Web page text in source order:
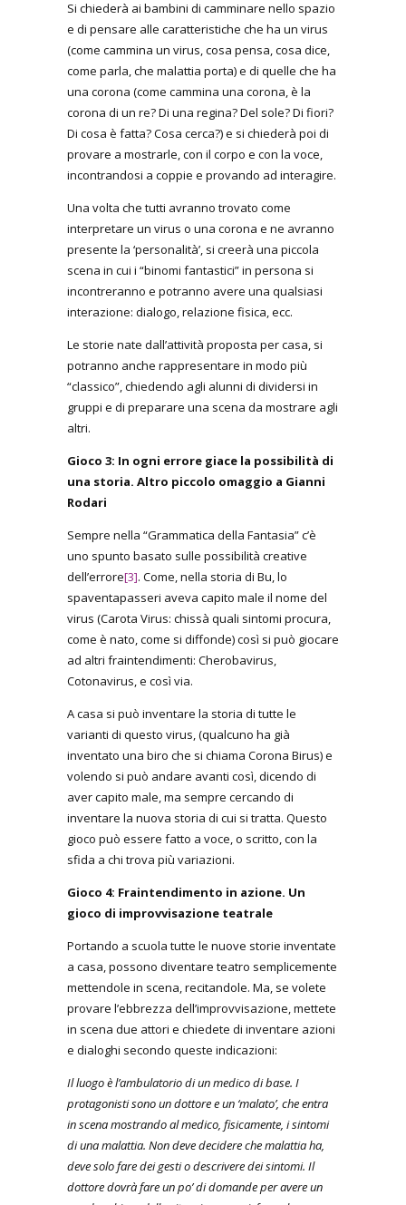
Si chiederà ai bambini di camminare nello spazio
e di pensare alle caratteristiche che ha un virus
(come cammina un virus, cosa pensa, cosa dice,
come parla, che malattia porta) e di quelle che ha
una corona (come cammina una corona, è la
corona di un re? Di una regina? Del sole? Di fiori?
Di cosa è fatta? Cosa cerca?) e si chiederà poi di
provare a mostrarle, con il corpo e con la voce,
incontrandosi a coppie e provando ad interagire.
Una volta che tutti avranno trovato come
interpretare un virus o una corona e ne avranno
presente la ‘personalità’, si creerà una piccola
scena in cui i “binomi fantastici” in persona si
incontreranno e potranno avere una qualsiasi
interazione: dialogo, relazione fisica, ecc.
Le storie nate dall’attività proposta per casa, si
potranno anche rappresentare in modo più
“classico”, chiedendo agli alunni di dividersi in
gruppi e di preparare una scena da mostrare agli
altri.
Gioco 3: In ogni errore giace la possibilità di
una storia. Altro piccolo omaggio a Gianni
Rodari
Sempre nella “Grammatica della Fantasia” c’è
uno spunto basato sulle possibilità creative
dell’errore[3]. Come, nella storia di Bu, lo
spaventapasseri aveva capito male il nome del
virus (Carota Virus: chissà quali sintomi procura,
come è nato, come si diffonde) così si può giocare
ad altri fraintendimenti: Cherobavirus,
Cotonavirus, e così via.
A casa si può inventare la storia di tutte le
varianti di questo virus, (qualcuno ha già
inventato una biro che si chiama Corona Birus) e
volendo si può andare avanti così, dicendo di
aver capito male, ma sempre cercando di
inventare la nuova storia di cui si tratta. Questo
gioco può essere fatto a voce, o scritto, con la
sfida a chi trova più variazioni.
Gioco 4: Fraintendimento in azione. Un
gioco di improvvisazione teatrale
Portando a scuola tutte le nuove storie inventate
a casa, possono diventare teatro semplicemente
mettendole in scena, recitandole. Ma, se volete
provare l’ebbrezza dell’improvvisazione, mettete
in scena due attori e chiedete di inventare azioni
e dialoghi secondo queste indicazioni:
Il luogo è l’ambulatorio di un medico di base. I
protagonisti sono un dottore e un ‘malato’, che entra
in scena mostrando al medico, fisicamente, i sintomi
di una malattia. Non deve decidere che malattia ha,
deve solo fare dei gesti o descrivere dei sintomi. Il
dottore dovrà fare un po’ di domande per avere un